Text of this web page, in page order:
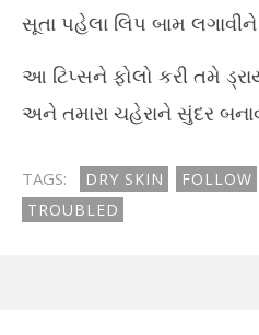
સૂતા પહેલા લિપ બામ
આ ટિપ્સને ફોલો કરી તમે
અને તમારા ચહેરાને સુંદર
TAGS: DRY SKIN FOLLOW
TROUBLED